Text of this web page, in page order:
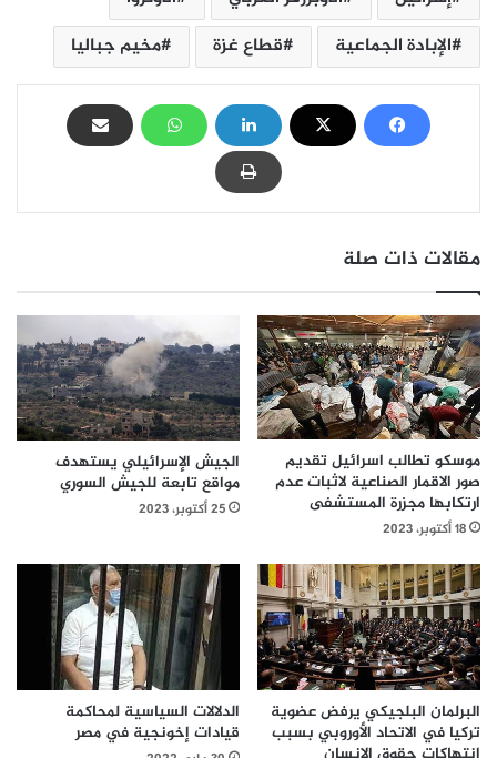
الإبادة الجماعية
قطاع غزة مخيم جباليا
مقالات ذات صلة
موسكو تطالب اسرائيل تقديم
صور الاقمار الصناعية لاثبات عدم
ارتكابها مجزرة المستشفى
18 أكتوبر، 2023
الجيش الإسرائيلي يستهدف
مواقع تابعة للجيش السوري
25 أكتوبر، 2023
البرلمان البلجيكي يرفض عضوية
تركيا في الاتحاد الأوروبي بسبب
الدلالات السياسية لمحاكمة
قيادات إخونجية في مصر